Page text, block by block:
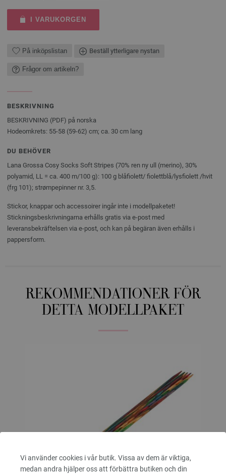
Vi använder cookies i vår butik. Vissa av dem är viktiga,
medan andra hjälper oss att förbättra butiken och din
I VARUKORGEN
På inköpslistan Beställ ytterligare nystan
Frågor om artikeln?
BESKRIVNING
BESKRIVNING (PDF) på norska
Hodeomkrets: 55-58 (59-62) cm; ca. 30 cm lang
DU BEHÖVER
Lana Grossa Cosy Socks Soft Stripes (70% ren ny ull (merino), 30%
polyamid, LL = ca. 400 m/100 g): 100 g blåfiolett/ fiolettblå/lysfiolett /hvit
(frg 101); strømpepinner nr. 3,5.
Stickor, knappar och accessoirer ingår inte i modellpaketet!
Stickningsbeskrivningarna erhålls gratis via e-post med
leveransbekräftelsen via e-post, och kan på begäran även erhålls i
pappersform.
REKOMMENDATIONER FÖR
DETTA MODELLPAKET